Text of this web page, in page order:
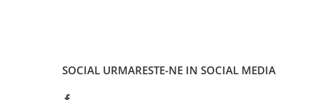
SOCIAL URMARESTE-NE IN SOCIAL MEDIA